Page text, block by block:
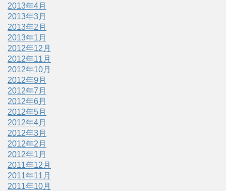
2013年4月
2013年3月
2013年2月
2013年1月
2012年12月
2012年11月
2012年10月
2012年9月
2012年7月
2012年6月
2012年5月
2012年4月
2012年3月
2012年2月
2012年1月
2011年12月
2011年11月
2011年10月